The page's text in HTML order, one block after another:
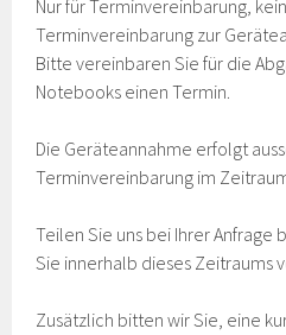
Nur für Terminvereinbarung,
Terminvereinbarung zur
Bitte vereinbaren Sie für die
Notebooks einen Termin.
Die Geräteannahme erfolgt
Terminvereinbarung im
Teilen Sie uns bei Ihrer
Sie innerhalb dieses Zeitraums
Zusätzlich bitten wir Sie, eine